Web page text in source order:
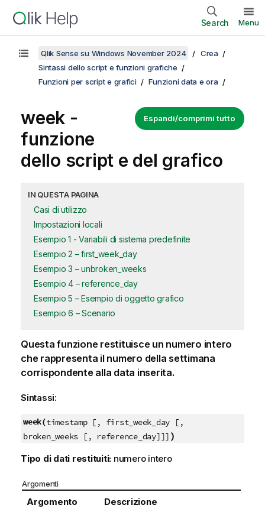
Search Menu
Qlik Sense su Windows November 2024
Crea
Sintassi dello script e funzioni grafiche
Funzioni per script e grafici
Funzioni data e ora
Espandi/comprimi tutto
week -
funzione
dello script e del grafico
IN QUESTA PAGINA
Casi di utilizzo
Impostazioni locali
Esempio 1 - Variabili di sistema predefinite
Esempio 2 – first_week_day
Esempio 3 – unbroken_weeks
Esempio 4 – reference_day
Esempio 5 – Esempio di oggetto grafico
Esempio 6 – Scenario
Questa funzione restituisce un numero intero
che rappresenta il numero della settimana
corrispondente alla data inserita.
Sintassi:
week(timestamp [, first_week_day [,
broken_weeks [, reference_day]]] )
Tipo di dati restituiti: numero intero
Argomenti
Argomento Descrizione